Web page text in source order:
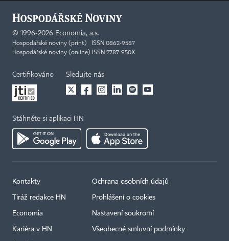
© 1996-2026 Economia, a.s.
Hospodářské noviny (print) ISSN 0862-9587
Hospodářské noviny (online) ISSN 2787-950X
Certifikováno Sledujte nás
Stáhněte si aplikaci HN
Kontakty
Tiráž redakce HN
Economia
Kariéra v HN
Ochrana osobních údajů
Prohlášení o cookies
Nastavení soukromí
Všeobecné smluvní podmínky